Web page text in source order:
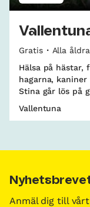
Gratis
Alla
Hälsa på hästar,
hagarna,
Stina går lös på
Vallentuna
Nyhetsbrevet
Anmäl dig till